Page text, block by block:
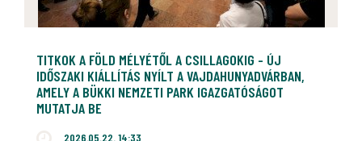
TITKOK A FÖLD MÉLYÉTŐL A CSILLAGOKIG - ÚJ
IDŐSZAKI KIÁLLÍTÁS NYÍLT A VAJDAHUNYADVÁRBAN,
AMELY A BÜKKI NEMZETI PARK IGAZGATÓSÁGOT
MUTATJA BE
2026.05.22. 14:33